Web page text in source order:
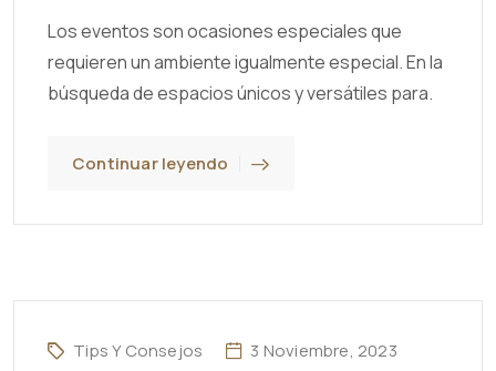
Los eventos son ocasiones especiales que
requieren un ambiente igualmente especial. En la
búsqueda de espacios únicos y versátiles para.
Continuar leyendo
Tips Y Consejos 3 Noviembre, 2023